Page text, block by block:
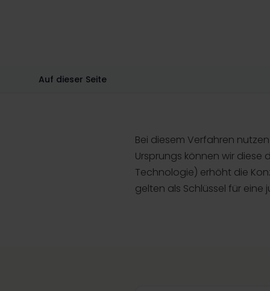
Auf dieser Seite
Bei diesem Verfahren
Ursprungs können wir diese
Technologie) erhöht die
gelten als Schlüssel für